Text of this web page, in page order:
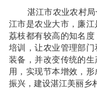
湛江市农业农村局
江市是农业大市，廉江
荔枝都有较高的知名
培训，让农业管理部
装备，并改变传统的
用，实现节本增效，
振兴，建设湛江美丽乡